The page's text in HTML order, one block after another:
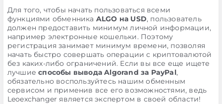
Для того, чтобы начать пользоваться всеми
функциями обменника ALGO на USD, пользователь
должен предоставить минимум личной информации,
например электронные кошельки. Поэтому
регистрация занимает минимум времени, позволяя
начать быстро совершать операции с криптовалютой
без каких-либо ограничений. Если вы все еще ищете
лучшиеспособы вывода Algorand за PayPal,
обязательно воспользуйтесь нашим обменным
сервисом и применив все его возможностями, ведь
Leoexchanger является экспертом в своей области!